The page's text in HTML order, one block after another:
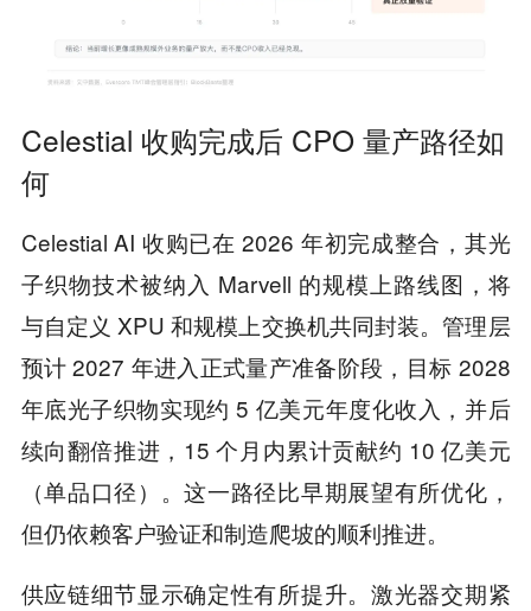
Celestial 收购完成后 CPO 量产路径如
何
Celestial AI 收购已在 2026 年初完成整合，其光
子织物技术被纳入 Marvell 的规模上路线图，将
与自定义 XPU 和规模上交换机共同封装。管理层
预计 2027 年进入正式量产准备阶段，目标 2028
年底光子织物实现约 5 亿美元年度化收入，并后
续向翻倍推进，15 个月内累计贡献约 10 亿美元
（单品口径）。这一路径比早期展望有所优化，
但仍依赖客户验证和制造爬坡的顺利推进。
供应链细节显示确定性有所提升。激光器交期紧